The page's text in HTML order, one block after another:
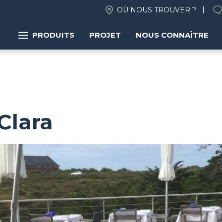
OÙ NOUS TROUVER ?
PRODUITS PROJET NOUS CONNAÎTRE